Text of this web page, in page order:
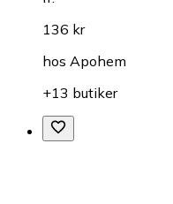
136 kr
hos Apohem
+13 butiker